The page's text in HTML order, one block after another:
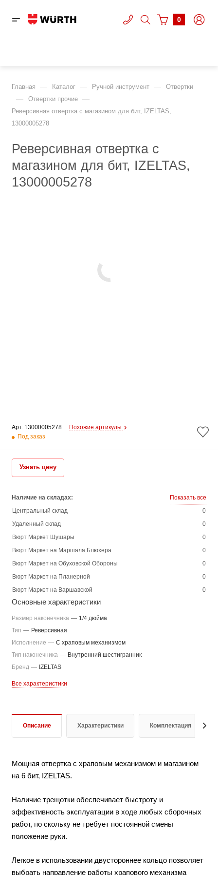
0
Главная — Каталог — Ручной инструмент — Отвертки
— Отвертки прочие —
Реверсивная отвертка с магазином для бит, IZELTAS,
13000005278
Реверсивная отвертка с
магазином для бит, IZELTAS,
13000005278
Арт. 13000005278
Похожие артикулы
Под заказ
Узнать цену
Наличие на складах:
Показать все
Центральный склад
0
Удаленный склад
0
Вюрт Маркет Шушары
0
Вюрт Маркет на Маршала Блюхера
0
Вюрт Маркет на Обуховской Обороны
0
Вюрт Маркет на Планерной
0
Вюрт Маркет на Варшавской
0
Основные характеристики
Размер наконечника — 1/4 дюйма
Тип — Реверсивная
Исполнение — С храповым механизмом
Тип наконечника — Внутренний шестигранник
Бренд — IZELTAS
Все характеристики
Описание Характеристики Комплектация
Мощная отвертка с храповым механизмом и магазином
на 6 бит, IZELTAS.
Наличие трещотки обеспечивает быстроту и
эффективность эксплуатации в ходе любых сборочных
работ, по скольку не требует постоянной смены
положение руки.
Легкое в использовании двустороннее кольцо позволяет
выбрать направление работы храпового механизма